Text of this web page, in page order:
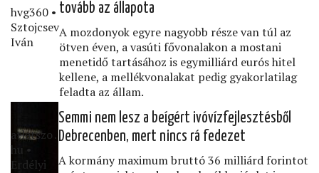
hvg360 •
Sztojcsev
Iván
tovább az állapota
A mozdonyok egyre nagyobb része van túl az
ötven éven, a vasúti fővonalakon a mostani
menetidő tartásához is egymilliárd eurós hitel
kellene, a mellékvonalakat pedig gyakorlatilag
feladta az állam.
atlatszo․
hu •
Erdélyi
Semmi nem lesz a beígért ivóvízfejlesztésből
Debrecenben, mert nincs rá fedezet
A kormány maximum bruttó 36 milliárd forintot